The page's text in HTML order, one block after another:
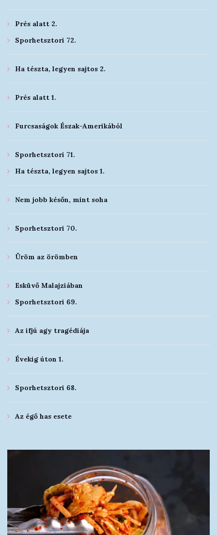
Prés alatt 2.
Sporhetsztori 72.
Ha tészta, legyen sajtos 2.
Prés alatt 1.
Furcsaságok Észak-Amerikából
Sporhetsztori 71.
Ha tészta, legyen sajtos 1.
Nem jobb későn, mint soha
Sporhetsztori 70.
Üröm az örömben
Esküvő Malajziában
Sporhetsztori 69.
Az ifjú agy tragédiája
Évekig úton 1.
Sporhetsztori 68.
Az égő has esete